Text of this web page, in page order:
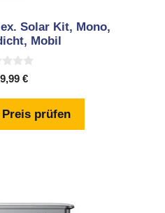
Solar Kit, Mono,
Mobil
€
prüfen